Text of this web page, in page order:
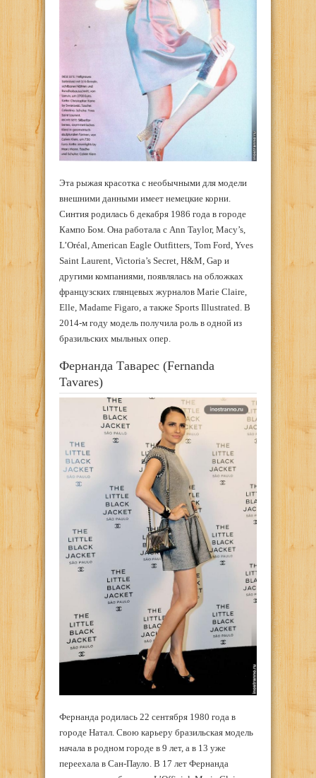
Эта рыжая красотка с необычными для модели
внешними данными имеет немецкие корни.
Синтия родилась 6 декабря 1986 года в городе
Кампо Бом. Она работала с Ann Taylor, Macy’s,
L’Oréal, American Eagle Outfitters, Tom Ford, Yves
Saint Laurent, Victoria’s Secret, H&M, Gap и
другими компаниями, появлялась на обложках
французских глянцевых журналов Marie Claire,
Elle, Madame Figaro, а также Sports Illustrated. В
2014-м году модель получила роль в одной из
бразильских мыльных опер.
Фернанда Таварес (Fernanda
Tavares)
Фернанда родилась 22 сентября 1980 года в
городе Натал. Свою карьеру бразильская модель
начала в родном городе в 9 лет, а в 13 уже
переехала в Сан-Пауло. В 17 лет Фернанда